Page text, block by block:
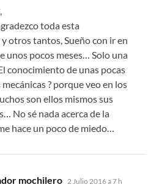
toda esta
otros tantos, Sueño con ir en
unos pocos meses… Solo una
conocimiento de unas pocas
? porque veo en los
son ellos mismos sus
No sé nada acerca de la
hace un poco de miedo…
mochilero dice:
2 Julio 2016 a 7 h